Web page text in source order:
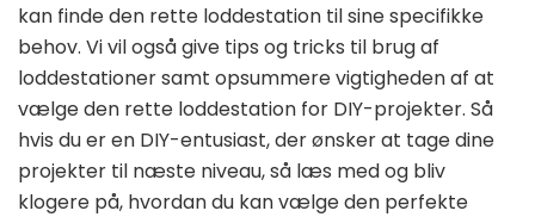
kan finde den rette loddestation til sine specifikke
behov. Vi vil også give tips og tricks til brug af
loddestationer samt opsummere vigtigheden af at
vælge den rette loddestation for DIY-projekter. Så
hvis du er en DIY-entusiast, der ønsker at tage dine
projekter til næste niveau, så læs med og bliv
klogere på, hvordan du kan vælge den perfekte